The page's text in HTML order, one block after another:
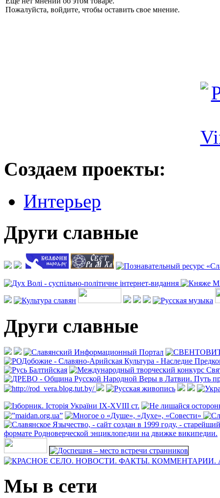
Пожалуйста, войдите, чтобы оставить свое мнение.
Создаем проекты:
Интерьер
Други славные
Други славные
Мы в сети